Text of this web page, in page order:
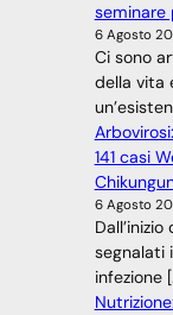
seminare
6 Agosto
Ci sono
della vita
141 casi
6 Agosto
segnalati
infezione